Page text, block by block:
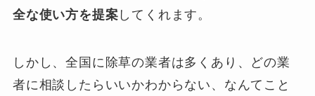
全な使い方を提案 してくれます。
しかし、全国に除草の業者は多くあり、どの業
者に相談したらいいかわからない、なんてこと